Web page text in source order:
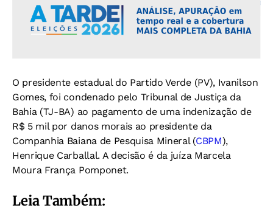
O presidente estadual do Partido Verde (PV), Ivanilson
Gomes, foi condenado pelo Tribunal de Justiça da
Bahia (TJ-BA) ao pagamento de uma indenização de
R$ 5 mil por danos morais ao presidente da
Companhia Baiana de Pesquisa Mineral (CBPM),
Henrique Carballal. A decisão é da juíza Marcela
Moura França Pomponet.
Leia Também: